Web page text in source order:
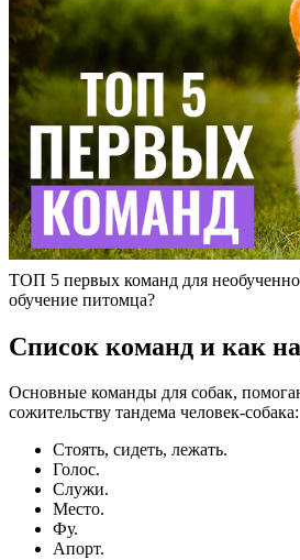
ТОП 5 первых команд для
обучение питомца?
Список команд и как
Основные команды для собак,
сожительству тандема человек-собака:
Стоять, сидеть, лежать.
Голос.
Служи.
Место.
Фу.
Апорт.